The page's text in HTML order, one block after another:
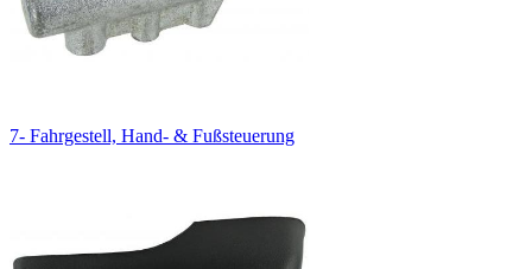
7- Fahrgestell, Hand- & Fußsteuerung